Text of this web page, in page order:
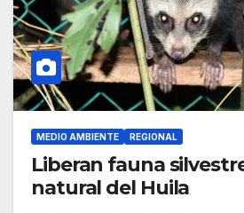
MEDIO AMBIENTE REGIONAL
Liberan fauna
natural del Huila